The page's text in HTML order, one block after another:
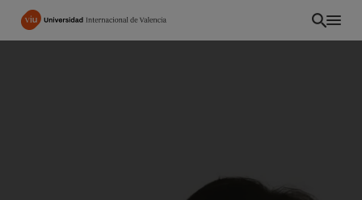
Pasar